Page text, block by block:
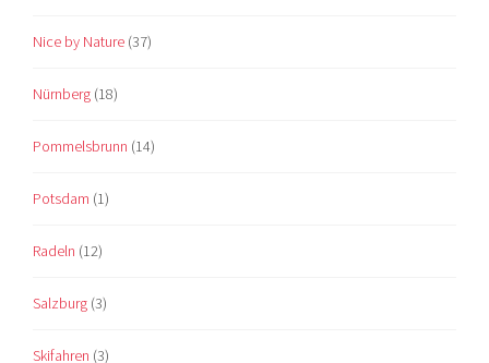
Nice by Nature (37)
Nürnberg (18)
Pommelsbrunn (14)
Potsdam (1)
Radeln (12)
Salzburg (3)
Skifahren (3)